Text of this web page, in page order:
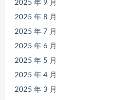
2025 年 9 月
2025 年 8 月
2025 年 7 月
2025 年 6 月
2025 年 5 月
2025 年 4 月
2025 年 3 月